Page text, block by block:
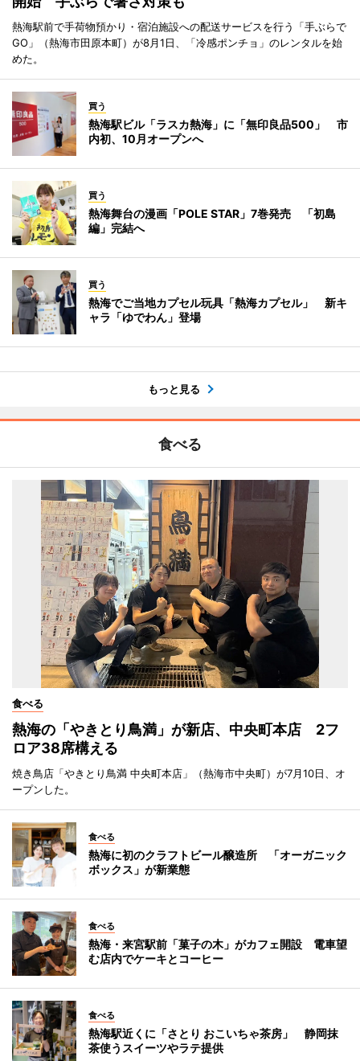
熱海駅前で手荷物預かり・宿泊施設への配送サービスを行う「手ぶらで
GO」（熱海市田原本町）が8月1日、「冷感ポンチョ」のレンタルを始
めた。
買う
熱海駅ビル「ラスカ熱海」に「無印良品500」 市
内初、10月オープンへ
買う
熱海舞台の漫画「POLE STAR」7巻発売 「初島
編」完結へ
買う
熱海でご当地カプセル玩具「熱海カプセル」 新キ
ャラ「ゆでわん」登場
もっと見る
食べる
食べる
熱海の「やきとり鳥満」が新店、中央町本店 2フ
ロア38席構える
焼き鳥店「やきとり鳥満 中央町本店」（熱海市中央町）が7月10日、オ
ープンした。
食べる
熱海に初のクラフトビール醸造所 「オーガニック
ボックス」が新業態
食べる
熱海・来宮駅前「菓子の木」がカフェ開設 電車望
む店内でケーキとコーヒー
食べる
熱海駅近くに「さとり おこいちゃ茶房」 静岡抹
茶使うスイーツやラテ提供